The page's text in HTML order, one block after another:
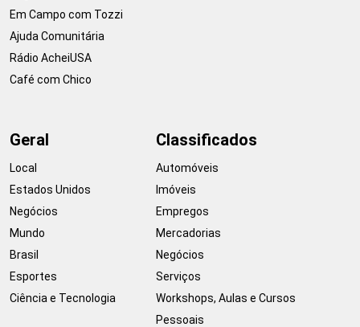
Em Campo com Tozzi
Ajuda Comunitária
Rádio AcheiUSA
Café com Chico
Geral
Local
Estados Unidos
Negócios
Mundo
Brasil
Esportes
Ciência e Tecnologia
Classificados
Automóveis
Imóveis
Empregos
Mercadorias
Negócios
Serviços
Workshops, Aulas e Cursos
Pessoais